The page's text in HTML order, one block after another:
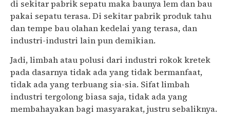
di sekitar pabrik sepatu maka baunya lem dan bau
pakai sepatu terasa. Di sekitar pabrik produk tahu
dan tempe bau olahan kedelai yang terasa, dan
industri-industri lain pun demikian.
Jadi, limbah atau polusi dari industri rokok kretek
pada dasarnya tidak ada yang tidak bermanfaat,
tidak ada yang terbuang sia-sia. Sifat limbah
industri tergolong biasa saja, tidak ada yang
membahayakan bagi masyarakat, justru sebaliknya.